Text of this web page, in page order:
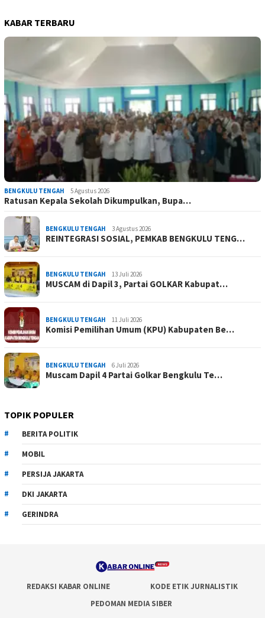
KABAR TERBARU
BENGKULU TENGAH 5 Agustus 2026
Ratusan Kepala Sekolah Dikumpulkan, Bupa…
BENGKULU TENGAH 3 Agustus 2026
REINTEGRASI SOSIAL, PEMKAB BENGKULU TENG…
BENGKULU TENGAH 13 Juli 2026
MUSCAM di Dapil 3, Partai GOLKAR Kabupat…
BENGKULU TENGAH 11 Juli 2026
Komisi Pemilihan Umum (KPU) Kabupaten Be…
BENGKULU TENGAH 6 Juli 2026
Muscam Dapil 4 Partai Golkar Bengkulu Te…
TOPIK POPULER
BERITA POLITIK
MOBIL
PERSIJA JAKARTA
DKI JAKARTA
GERINDRA
REDAKSI KABAR ONLINE
KODE ETIK JURNALISTIK
PEDOMAN MEDIA SIBER